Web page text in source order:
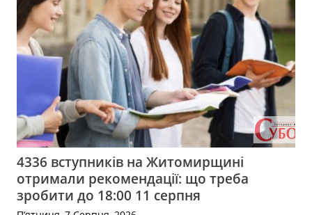
4336 вступників на Житомирщині
отримали рекомендації: що треба
зробити до 18:00 11 серпня